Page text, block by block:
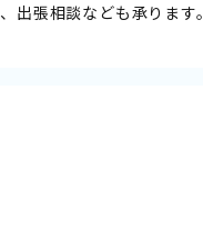
出張相談なども承ります。